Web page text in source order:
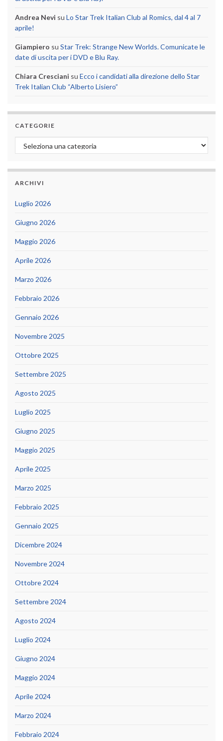
Andrea Nevi su Lo Star Trek Italian Club al Romics, dal 4 al 7
aprile!
Giampiero su Star Trek: Strange New Worlds. Comunicate le
date di uscita per i DVD e Blu Ray.
Chiara Cresciani su Ecco i candidati alla direzione dello Star
Trek Italian Club “Alberto Lisiero”
CATEGORIE
Categorie
ARCHIVI
Luglio 2026
Giugno 2026
Maggio 2026
Aprile 2026
Marzo 2026
Febbraio 2026
Gennaio 2026
Novembre 2025
Ottobre 2025
Settembre 2025
Agosto 2025
Luglio 2025
Giugno 2025
Maggio 2025
Aprile 2025
Marzo 2025
Febbraio 2025
Gennaio 2025
Dicembre 2024
Novembre 2024
Ottobre 2024
Settembre 2024
Agosto 2024
Luglio 2024
Giugno 2024
Maggio 2024
Aprile 2024
Marzo 2024
Febbraio 2024